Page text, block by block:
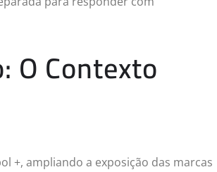
O Contexto
+, ampliando a exposição das marcas